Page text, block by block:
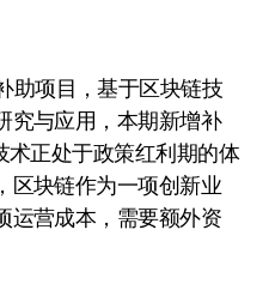
助项目，基于区块链技
究与应用，本期新增补
正处于政策红利期的体
区块链作为一项创新业
运营成本，需要额外资